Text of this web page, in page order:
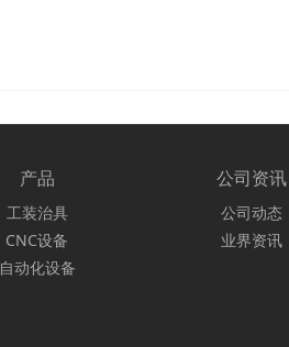
产品
工装治具
CNC设备
自动化设备
公司资讯
公司动态
业界资讯